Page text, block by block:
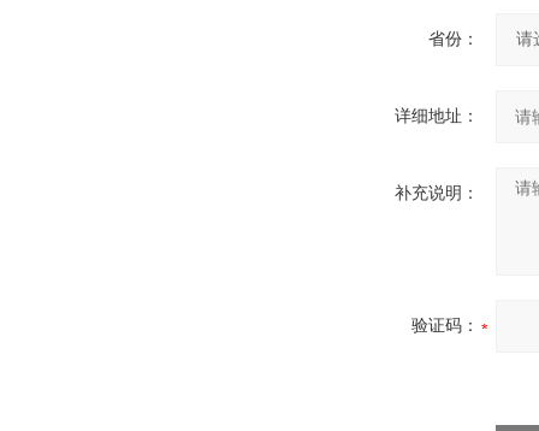
省份：
详细地址：
补充说明：
验证码：